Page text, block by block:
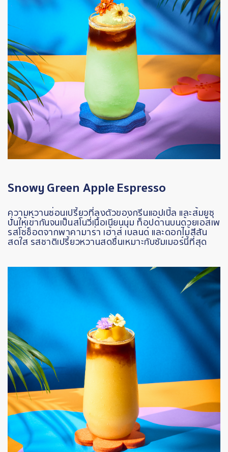
SnowyGreen AppleEspresso
ความหวานซ่อนเปรี้ยวที่ลงตัวของกรีนแอปเปิ้ล และส้มยูซุ
ปั่นให้เข้ากันจนเป็นสโนวี่เนื้อเนียนนุ่ม ท็อปด้านบนด้วยเอสเพ
รสโซ่ช็อตจากพาคามาร่า เฮ้าส์ เบลนด์ และดอกไม้สีสัน
สดใส รสชาติเปรี้ยวหวานสดชื่นเหมาะกับซัมเมอร์นี้ที่สุด